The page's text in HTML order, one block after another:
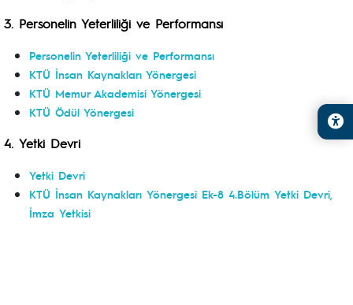
3. Personelin Yeterliliği ve Performansı
Personelin Yeterliliği ve Performansı
KTÜ İnsan Kaynakları Yönergesi
KTÜ Memur Akademisi Yönergesi
KTÜ Ödül Yönergesi
4. Yetki Devri
Yetki Devri
KTÜ İnsan Kaynakları Yönergesi Ek-8 4.Bölüm Yetki Devri,
İmza Yetkisi